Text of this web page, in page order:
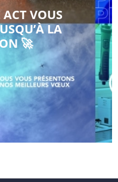
VOUS
LA
🚀